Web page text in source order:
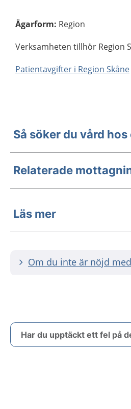
Ägarform: Region
Verksamheten tillhör Region
Patientavgifter i Region Skåne
Så söker du vård hos
Relaterade
Läs mer
Om du inte är nöjd
Har du upptäckt ett fel på